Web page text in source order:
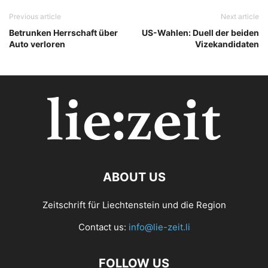
Previous article
Betrunken Herrschaft über
Auto verloren
Next article
US-Wahlen: Duell der beiden
Vizekandidaten
ABOUT US
Zeitschrift für Liechtenstein und die Region
Contact us: info@lie-zeit.li
FOLLOW US